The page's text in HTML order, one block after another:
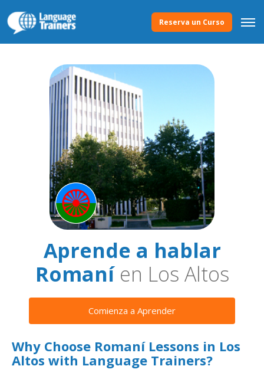
Reserva un Curso
Aprende a hablar
Romaníen Los Altos
Comienza a Aprender
Why Choose Romaní Lessons in Los
Altos with Language Trainers?